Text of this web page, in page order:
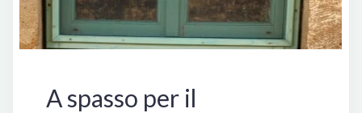
A spasso per il